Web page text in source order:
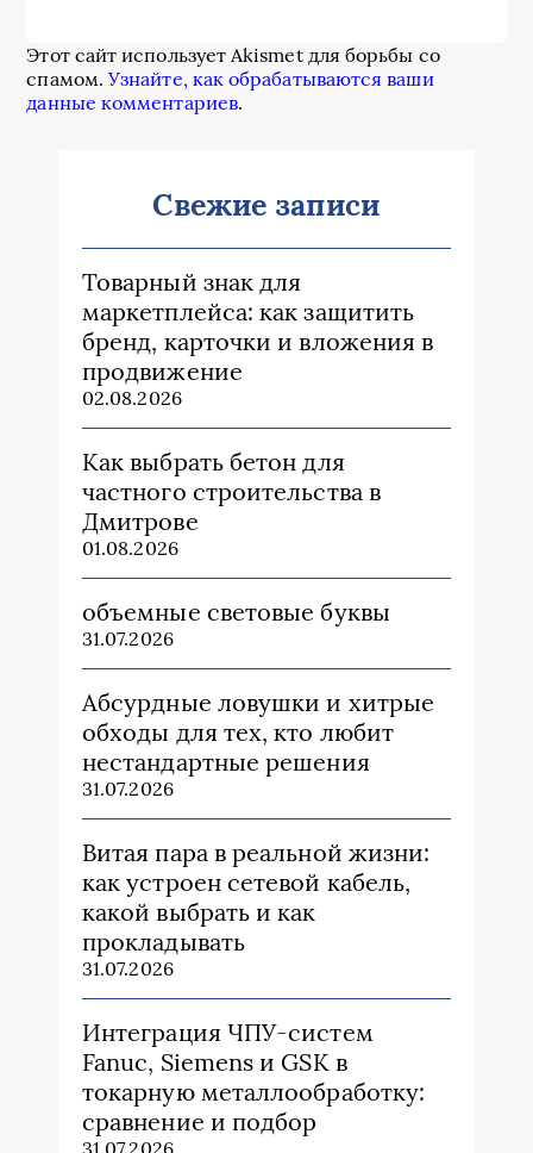
Этот сайт использует Akismet для борьбы со
спамом.Узнайте, как обрабатываются ваши
данные комментариев.
Свежие записи
Товарный знак для
маркетплейса: как защитить
бренд, карточки и вложения в
продвижение
02.08.2026
Как выбрать бетон для
частного строительства в
Дмитрове
01.08.2026
объемные световые буквы
31.07.2026
Абсурдные ловушки и хитрые
обходы для тех, кто любит
нестандартные решения
31.07.2026
Витая пара в реальной жизни:
как устроен сетевой кабель,
какой выбрать и как
прокладывать
31.07.2026
Интеграция ЧПУ-систем
Fanuc, Siemens и GSK в
токарную металлообработку:
сравнение и подбор